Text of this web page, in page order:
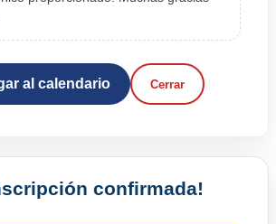
al calendario Cerrar
confirmada!